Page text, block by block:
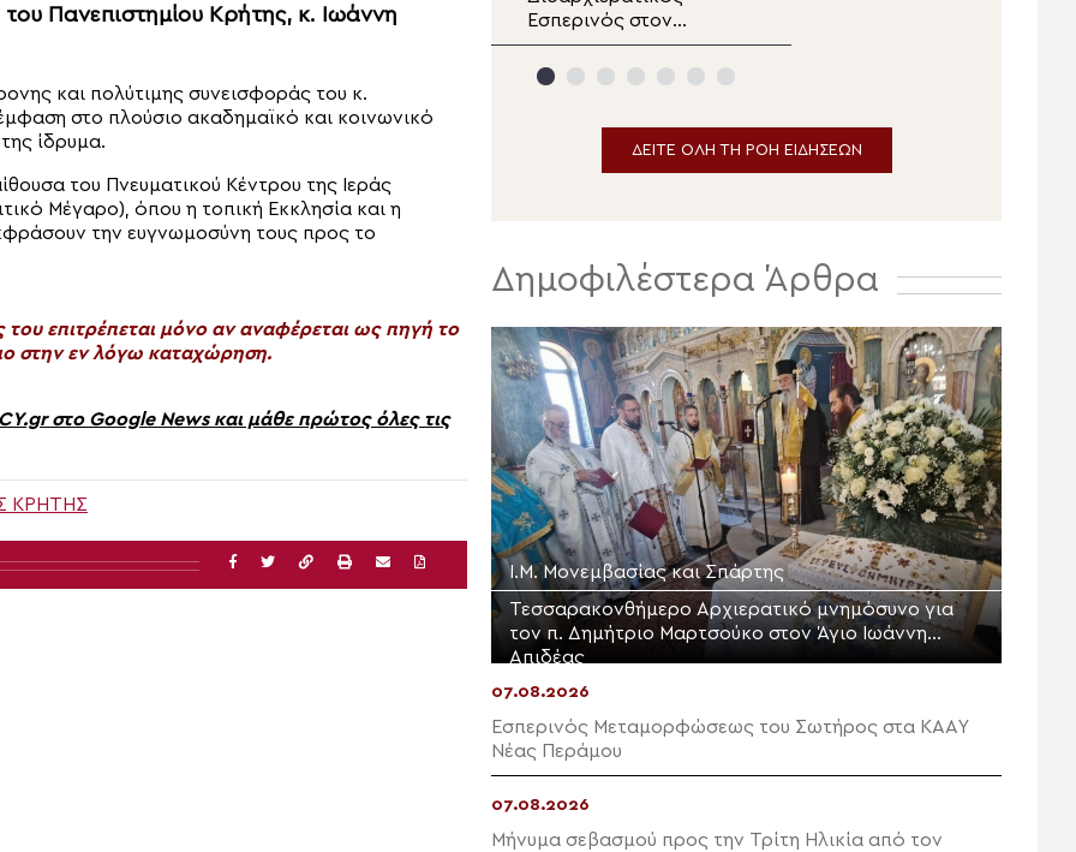
Πανεπιστημίου Κρήτης, κ. Ιωάννη
και πολύτιμης συνεισφοράς του κ.
στο πλούσιο ακαδημαϊκό και κοινωνικό
ίδρυμα.
του Πνευματικού Κέντρου της Ιεράς
Μέγαρο), όπου η τοπική Εκκλησία και η
την ευγνωμοσύνη τους προς το
επιτρέπεται μόνο αν αναφέρεται ως πηγή το
στην εν λόγω καταχώρηση.
στο Google News και μάθε πρώτος όλες τις
ΚΡΗΤΗΣ
διπλή εορτή της Σάμου
Εσπερινός στον
πανηγυρίζοντα
Μητροπολιτικό Ναό της
ΔΕΙΤΕ ΟΛΗ ΤΗ ΡΟΗ ΕΙΔΗΣΕΩΝ
Δημοφιλέστερα Άρθρα
Ι.Μ. Μονεμβασίας και Σπάρτης
Τεσσαρακονθήμερο Αρχιερατικό μνημόσυνο για
τον π. Δημήτριο Μαρτσούκο στον Άγιο Ιωάννη
Απιδέας
07.08.2026
Εσπερινός Μεταμορφώσεως του Σωτήρος στα ΚΑΑΥ
Νέας Περάμου
07.08.2026
Μήνυμα σεβασμού προς την Τρίτη Ηλικία από τον